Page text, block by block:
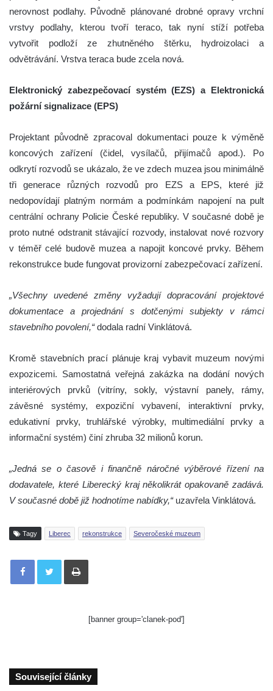
nerovnost podlahy. Původně plánované drobné opravy vrchní
vrstvy podlahy, kterou tvoří teraco, tak nyní stíží potřeba
vytvořit podloží ze zhutněného štěrku, hydroizolaci a
odvětrávání. Vrstva teraca bude zcela nová.
Elektronický zabezpečovací systém (EZS) a Elektronická
požární signalizace (EPS)
Projektant původně zpracoval dokumentaci pouze k výměně
koncových zařízení (čidel, vysílačů, přijímačů apod.). Po
odkrytí rozvodů se ukázalo, že ve zdech muzea jsou minimálně
tři generace různých rozvodů pro EZS a EPS, které již
nedopovídají platným normám a podmínkám napojení na pult
centrální ochrany Policie České republiky. V současné době je
proto nutné odstranit stávající rozvody, instalovat nové rozvory
v téměř celé budově muzea a napojit koncové prvky. Během
rekonstrukce bude fungovat provizorní zabezpečovací zařízení.
„Všechny uvedené změny vyžadují dopracování projektové
dokumentace a projednání s dotčenými subjekty v rámci
stavebního povolení,“dodala radní Vinklátová.
Kromě stavebních prací plánuje kraj vybavit muzeum novými
expozicemi. Samostatná veřejná zakázka na dodání nových
interiérových prvků (vitríny, sokly, výstavní panely, rámy,
závěsné systémy, expoziční vybavení, interaktivní prvky,
edukativní prvky, truhlářské výrobky, multimediální prvky a
informační systém) činí zhruba 32 milionů korun.
„Jedná se o časově i finančně náročné výběrové řízení na
dodavatele, které Liberecký kraj několikrát opakovaně zadává.
V současné době již hodnotíme nabídky,“uzavřela Vinklátová.
Tagy Liberec rekonstrukce Severočeské muzeum
Tisknout
[banner group='clanek-pod']
Související články